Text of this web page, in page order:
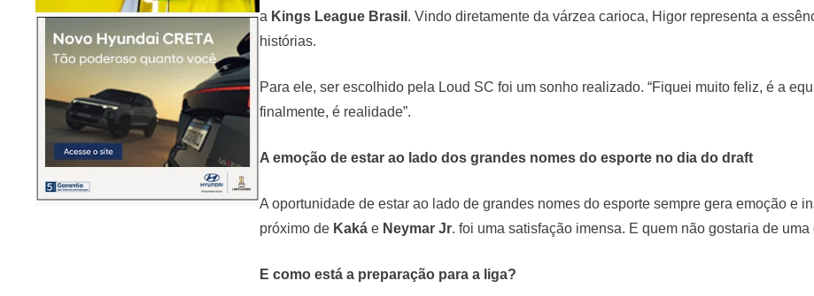
a Kings League Brasil . Vindo diretamente da várzea carioca, Higor representa a
histórias.
Para ele, ser escolhido pela Loud SC foi um sonho realizado. “Fiquei muito feliz, é a
finalmente, é realidade”.
A emoção de estar ao lado dos grandes nomes do esporte no dia do draft
A oportunidade de estar ao lado de grandes nomes do esporte sempre gera emoção e
próximo de Kakáe Neymar Jr. foi uma satisfação imensa. E quem não gostaria de
E como está a preparação para a liga?